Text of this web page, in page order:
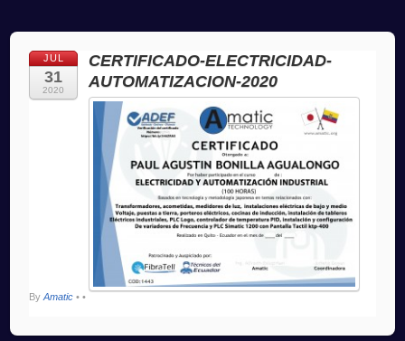
JUL
31
2020
CERTIFICADO-ELECTRICIDAD-
AUTOMATIZACION-2020
ByAmatic • •